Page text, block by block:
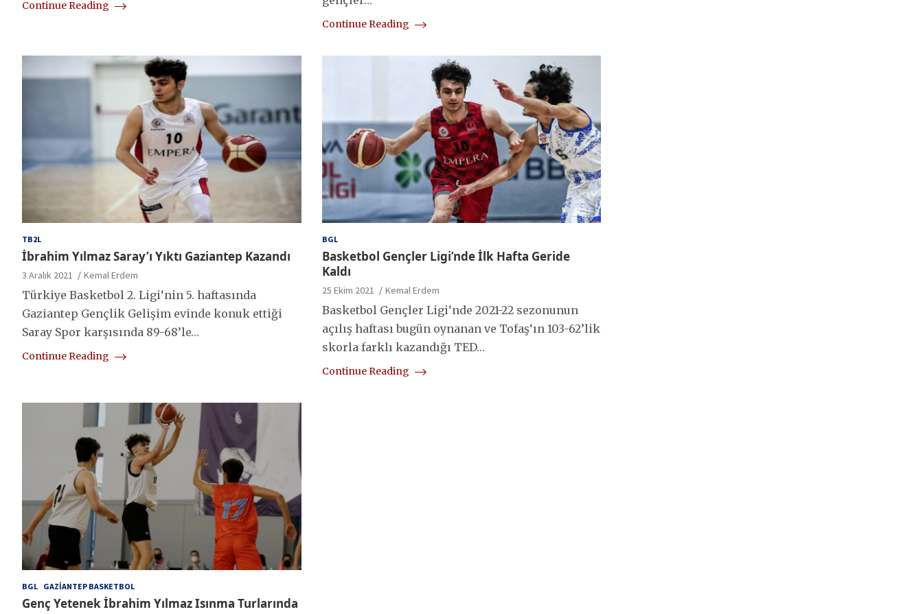
Continue Reading
Continue Reading
TB2L
İbrahim Yılmaz Saray’ı Yıktı Gaziantep Kazandı
3 Aralık 2021 Kemal Erdem
Türkiye Basketbol 2. Ligi‘nin 5. haftasında
Gaziantep Gençlik Gelişim evinde konuk ettiği
Saray Spor karşısında 89-68’le…
Continue Reading
BGL
Basketbol Gençler Ligi’nde İlk Hafta Geride
Kaldı
25 Ekim 2021 Kemal Erdem
Basketbol Gençler Ligi‘nde 2021-22 sezonunun
açılış haftası bugün oynanan ve Tofaş‘ın 103-62’lik
skorla farklı kazandığı TED…
Continue Reading
BGL GAZIANTEP BASKETBOL
Genç Yetenek İbrahim Yılmaz Isınma Turlarında